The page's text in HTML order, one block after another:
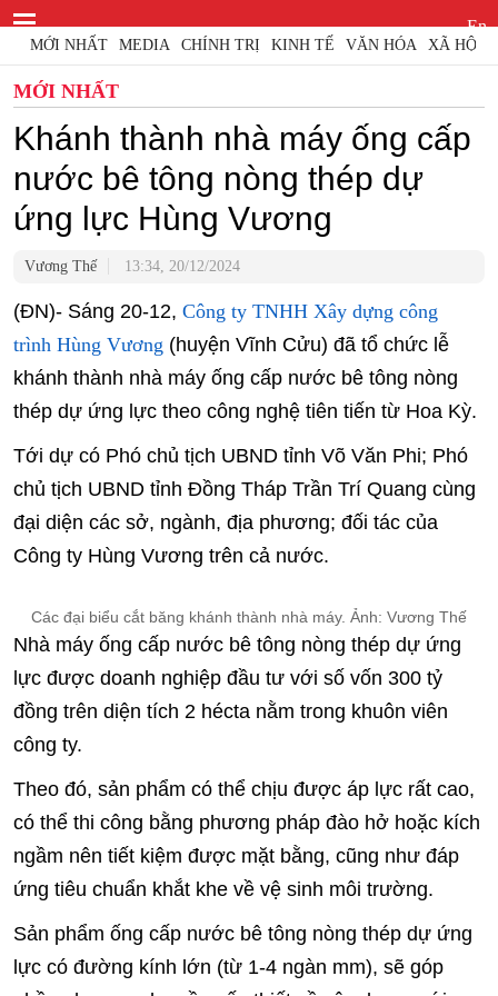
En
MỚI NHẤT MEDIA CHÍNH TRỊ KINH TẾ VĂN HÓA XÃ HỘI
MỚI NHẤT
Khánh thành nhà máy ống cấp
nước bê tông nòng thép dự
ứng lực Hùng Vương
Vương Thế 13:34, 20/12/2024
(ĐN)- Sáng 20-12, Công ty TNHH Xây dựng công
trình Hùng Vương (huyện Vĩnh Cửu) đã tổ chức lễ
khánh thành nhà máy ống cấp nước bê tông nòng
thép dự ứng lực theo công nghệ tiên tiến từ Hoa Kỳ.
Tới dự có Phó chủ tịch UBND tỉnh Võ Văn Phi; Phó
chủ tịch UBND tỉnh Đồng Tháp Trần Trí Quang cùng
đại diện các sở, ngành, địa phương; đối tác của
Công ty Hùng Vương trên cả nước.
Các đại biểu cắt băng khánh thành nhà máy. Ảnh: Vương Thế
Nhà máy ống cấp nước bê tông nòng thép dự ứng
lực được doanh nghiệp đầu tư với số vốn 300 tỷ
đồng trên diện tích 2 hécta nằm trong khuôn viên
công ty.
Theo đó, sản phẩm có thể chịu được áp lực rất cao,
có thể thi công bằng phương pháp đào hở hoặc kích
ngầm nên tiết kiệm được mặt bằng, cũng như đáp
ứng tiêu chuẩn khắt khe về vệ sinh môi trường.
Sản phẩm ống cấp nước bê tông nòng thép dự ứng
lực có đường kính lớn (từ 1-4 ngàn mm), sẽ góp